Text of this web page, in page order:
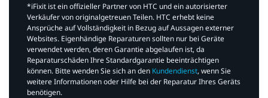
*iFixit ist ein offizieller Partner von HTC und ein autorisierter
Verkäufer von originalgetreuen Teilen. HTC erhebt keine
Ansprüche auf Vollständigkeit in Bezug auf Aussagen externer
Websites. Eigenhändige Reparaturen sollten nur bei Geräte
verwendet werden, deren Garantie abgelaufen ist, da
Reparaturschäden Ihre Standardgarantie beeinträchtigen
können. Bitte wenden Sie sich an den Kundendienst, wenn Sie
weitere Informationen oder Hilfe bei der Reparatur Ihres Geräts
benötigen.​